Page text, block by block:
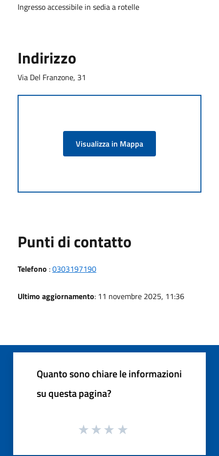
Ingresso accessibile in sedia a rotelle
Indirizzo
Via Del Franzone, 31
Visualizza in Mappa
Punti di contatto
Telefono :0303197190
Ultimo aggiornamento: 11 novembre 2025, 11:36
Quanto sono chiare le informazioni
su questa pagina?